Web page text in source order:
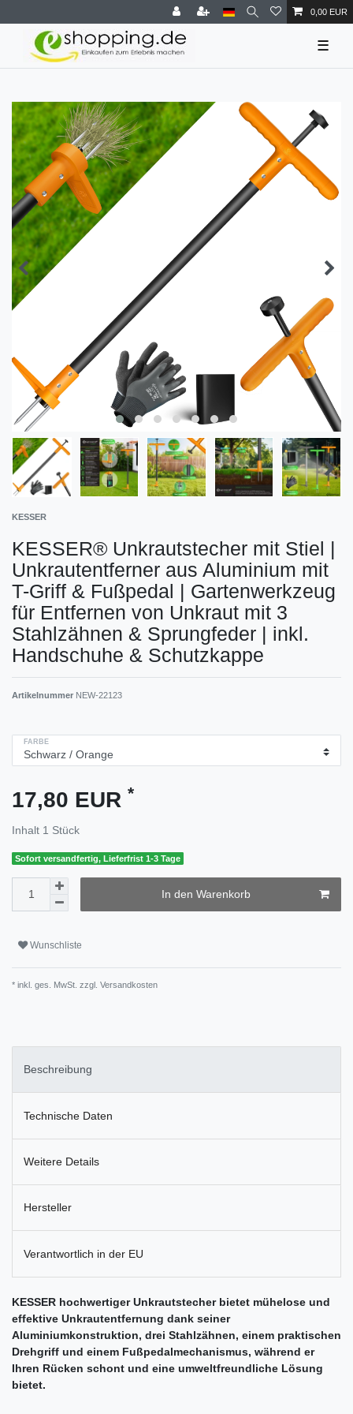
0,00 EUR
☰
KESSER
KESSER® Unkrautstecher mit Stiel |
Unkrautentferner aus Aluminium mit
T-Griff & Fußpedal | Gartenwerkzeug
für Entfernen von Unkraut mit 3
Stahlzähnen & Sprungfeder | inkl.
Handschuhe & Schutzkappe
Artikelnummer NEW-22123
FARBE
17,80 EUR *
Inhalt 1 Stück
Sofort versandfertig, Lieferfrist 1-3 Tage
In den Warenkorb
Wunschliste
* inkl. ges. MwSt. zzgl. Versandkosten
Beschreibung
Technische Daten
Weitere Details
Hersteller
Verantwortlich in der EU
KESSER hochwertiger Unkrautstecher bietet mühelose und
effektive Unkrautentfernung dank seiner
Aluminiumkonstruktion, drei Stahlzähnen, einem praktischen
Drehgriff und einem Fußpedalmechanismus, während er
Ihren Rücken schont und eine umweltfreundliche Lösung
bietet.